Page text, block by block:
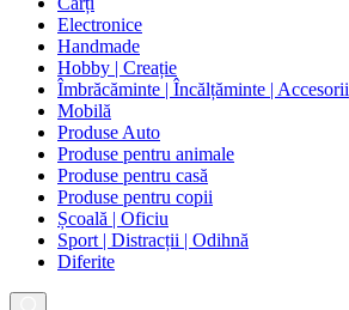
Electronice
Handmade
Hobby | Creație
Îmbrăcăminte | Încălțăminte | Accesorii
Mobilă
Produse Auto
Produse pentru animale
Produse pentru casă
Produse pentru copii
Școală | Oficiu
Sport | Distracții | Odihnă
Diferite